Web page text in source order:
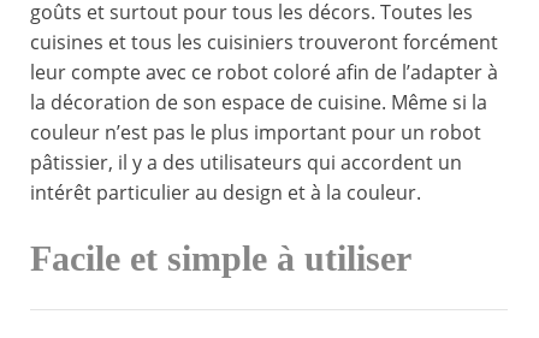
goûts et surtout pour tous les décors. Toutes les
cuisines et tous les cuisiniers trouveront forcément
leur compte avec ce robot coloré afin de l’adapter à
la décoration de son espace de cuisine. Même si la
couleur n’est pas le plus important pour un robot
pâtissier, il y a des utilisateurs qui accordent un
intérêt particulier au design et à la couleur.
Facile et simple à utiliser